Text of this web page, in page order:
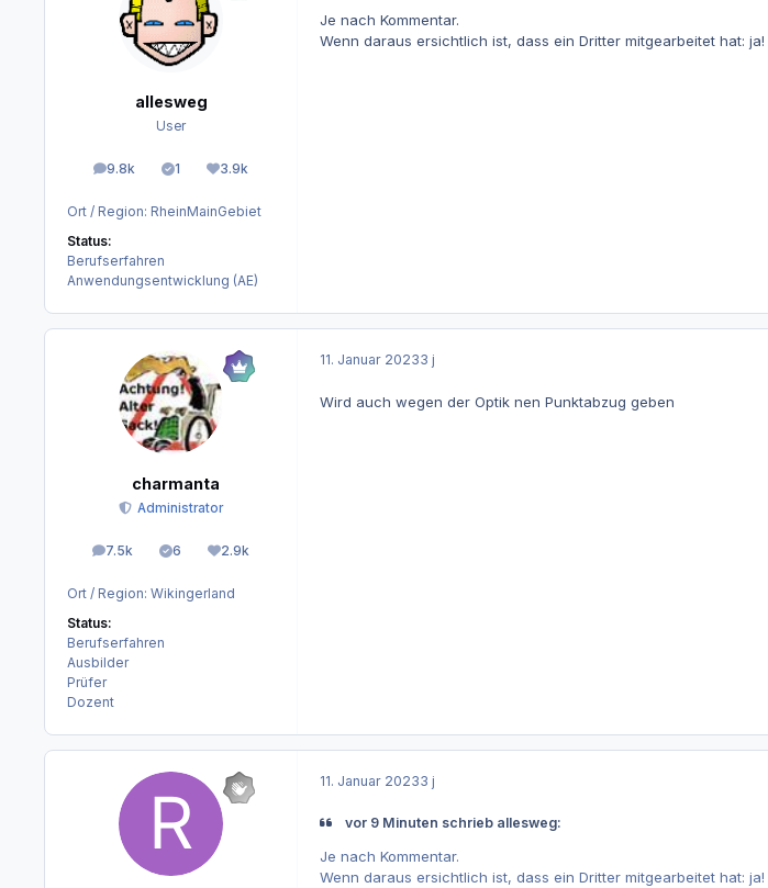
allesweg
User
9.8k
Beiträge 1
Lösungen3.9k
Reputation
Ort / Region: RheinMainGebiet
Status:
Berufserfahren
Anwendungsentwicklung (AE)
Je nach Kommentar.
Wenn daraus ersichtlich ist, dass ein Dritter mitgearbeitet hat: ja!
charmanta
Administrator
7.5k
Beiträge 6
Lösungen2.9k
Reputation
Ort / Region: Wikingerland
Status:
Berufserfahren
Ausbilder
Prüfer
Dozent
11. Januar 20233 j
Wird auch wegen der Optik nen Punktabzug geben
11. Januar 20233 j
vor 9 Minuten schrieb allesweg:
Je nach Kommentar.
Wenn daraus ersichtlich ist, dass ein Dritter mitgearbeitet hat: ja!